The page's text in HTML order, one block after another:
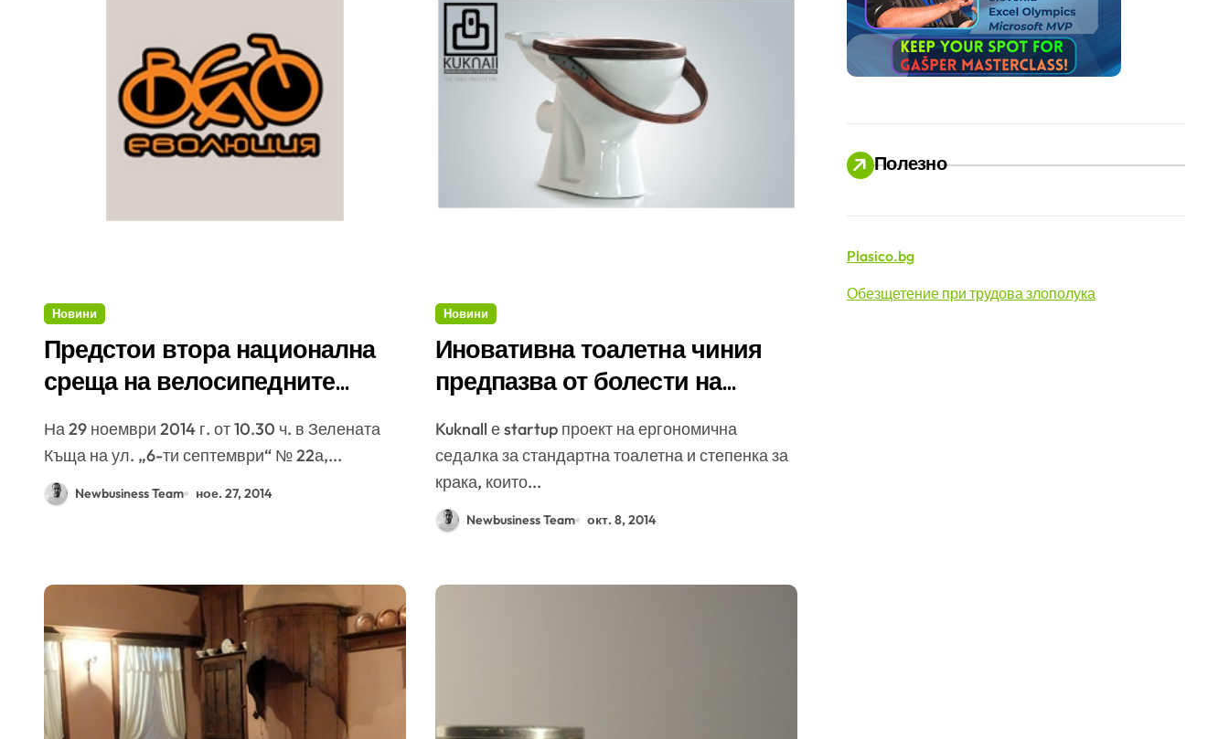
Новини
Предстои втора национална
среща на велосипедните
На 29 ноември 2014 г. от 10.30 ч. в Зелената
Къща на ул. „6-ти септември“ № 22а,...
Newbusiness Team ное. 27, 2014
Новини
Иновативна тоалетна чиния
предпазва от болести на
Kuknall е startup проект на ергономична
седалка за стандартна тоалетна и степенка за
крака, които...
Newbusiness Team окт. 8, 2014
Полезно
Plasico.bg
Обезщетение при трудова злополука